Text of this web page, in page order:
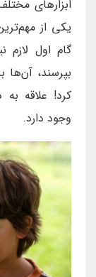
ابزارهای
یکی از
گام اول لازم
بپرسند، آن‌ها
کرد! علاقه
وجود دارد.